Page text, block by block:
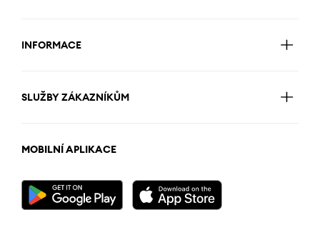
INFORMACE
SLUŽBY ZÁKAZNÍKŮM
MOBILNÍ APLIKACE